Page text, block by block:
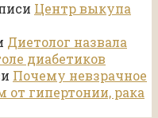
Центр выкупа
Диетолог назвала
диабетиков
Почему невзрачное
гипертонии, рака